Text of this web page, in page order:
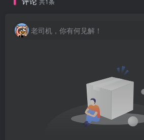
老司机，你有何见解！